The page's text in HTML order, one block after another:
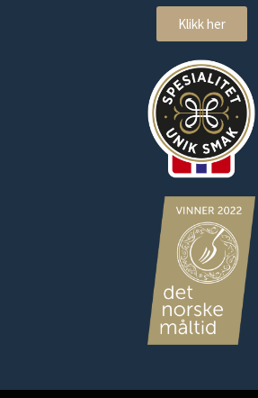
Klikk her